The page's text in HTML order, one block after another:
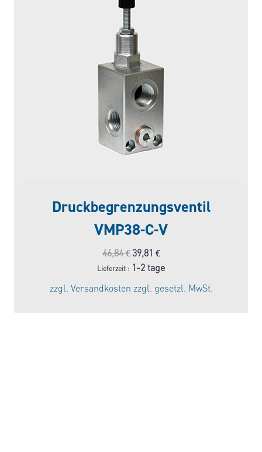
Druckbegrenzungsventil
VMP38-C-V
46,84€Ursprünglicher
Preis
war:
46,84 €
39,81 €Aktueller
Preis
Lieferzeit : 1-2 tage
zzgl. Versandkosten zzgl. gesetzl. MwSt.